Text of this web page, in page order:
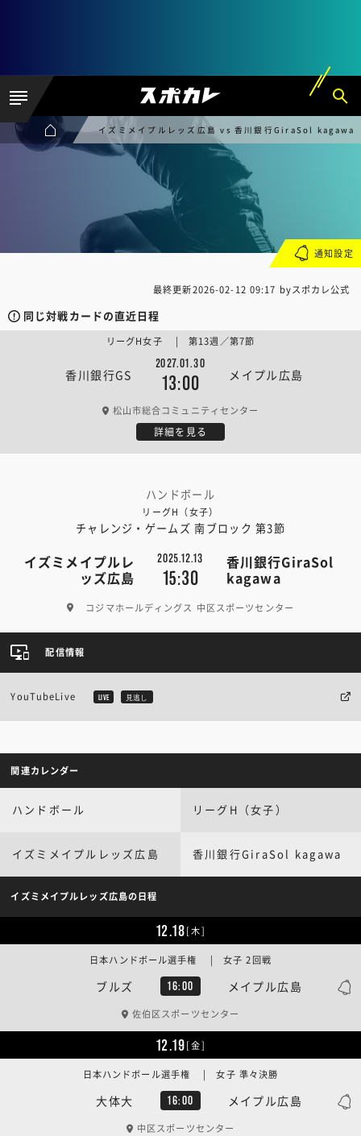
イズミメイプルレッズ広島 vs 香川銀行GiraSol kagawa
最終更新2026-02-12 09:17 byスポカレ公式
同じ対戦カードの直近日程
香川銀行GS
2027.01.30
13:00 メイプル広島
リーグH女子 | 第13週／第7節
松山市総合コミュニティセンター
詳細を見る
ハンドボール
リーグH（女子）
チャレンジ・ゲームズ 南ブロック 第3節
イズミメイプルレ
ッズ広島
2025.12.13
15:30
香川銀行GiraSol
kagawa
コジマホールディングス 中区スポーツセンター
通知設定
配信情報
YouTubeLive LIVE 見逃し
関連カレンダー
ハンドボール リーグH（女子）
イズミメイプルレッズ広島 香川銀行GiraSol kagawa
イズミメイプルレッズ広島の日程
12.18[木]
ブルズ 16:00 メイプル広島
日本ハンドボール選手権 | 女子 2回戦
佐伯区スポーツセンター
12.19[金]
大体大 16:00 メイプル広島
日本ハンドボール選手権 | 女子 準々決勝
中区スポーツセンター